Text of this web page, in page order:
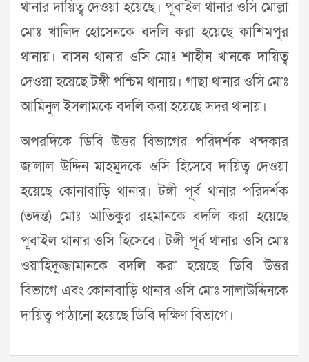
থানার দায়িত্ব দেওয়া হয়েছে। পূবাইল থানার ওসি মোল্লা
মোঃ খালিদ হোসেনকে বদলি করা হয়েছে কাশিমপুর
থানায়। বাসন থানার ওসি মোঃ শাহীন খানকে দায়িত্ব
দেওয়া হয়েছে টঙ্গী পশ্চিম থানায়। গাছা থানার ওসি মোঃ
আমিনুল ইসলামকে বদলি করা হয়েছে সদর থানায়।
অপরদিকে ডিবি উত্তর বিভাগের পরিদর্শক খন্দকার
জালাল উদ্দিন মাহমুদকে ওসি হিসেবে দায়িত্ব দেওয়া
হয়েছে কোনাবাড়ি থানার। টঙ্গী পূর্ব থানার পরিদর্শক
(তদন্ত) মোঃ আতিকুর রহমানকে বদলি করা হয়েছে
পূবাইল থানার ওসি হিসেবে। টঙ্গী পূর্ব থানার ওসি মোঃ
ওয়াহিদুজ্জামানকে বদলি করা হয়েছে ডিবি উত্তর
বিভাগে এবং কোনাবাড়ি থানার ওসি মোঃ সালাউদ্দিনকে
দায়িত্ব পাঠানো হয়েছে ডিবি দক্ষিণ বিভাগে।